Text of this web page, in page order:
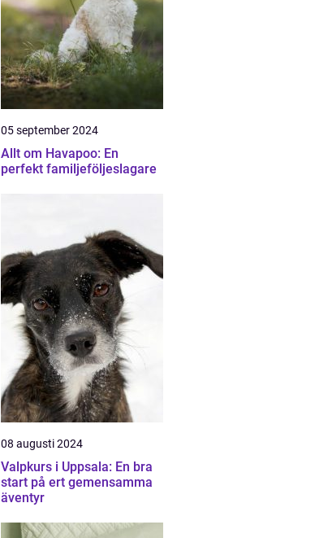
05 september 2024
Allt om Havapoo: En
perfekt familjeföljeslagare
08 augusti 2024
Valpkurs i Uppsala: En bra
start på ert gemensamma
äventyr